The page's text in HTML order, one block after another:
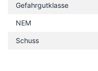
Gefahrgutklasse
NEM
Schuss